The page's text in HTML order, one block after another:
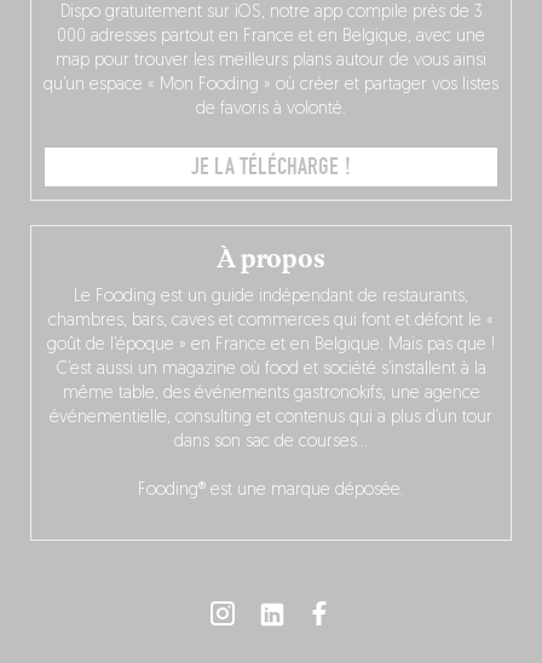
À propos
Le Fooding est un guide indépendant de restaurants,
chambres, bars, caves et commerces qui font et défont le «
goût de l’époque » en France et en Belgique. Mais pas que !
C’est aussi un magazine où food et société s’installent à la
même table, des événements gastronokifs, une agence
événementielle, consulting et contenus qui a plus d’un tour
dans son sac de courses…
Fooding® est une marque déposée.
Dispo gratuitement sur iOS, notre app compile près de 3
000 adresses partout en France et en Belgique, avec une
map pour trouver les meilleurs plans autour de vous ainsi
qu’un espace « Mon Fooding » où créer et partager vos listes
de favoris à volonté.
JE LA TÉLÉCHARGE !